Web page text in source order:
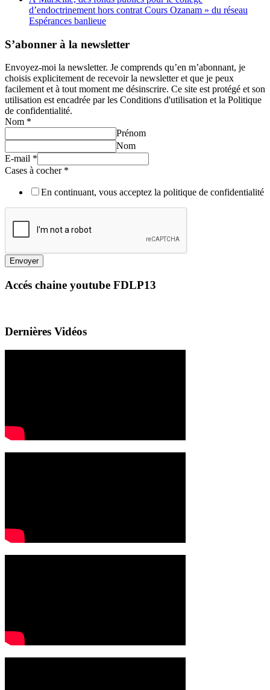
d’endoctrinement hors contrat Cours Ozanam » du réseau
Espérances banlieue
S’abonner à la newsletter
Envoyez-moi la newsletter. Je comprends qu’en m’abonnant, je
choisis explicitement de recevoir la newsletter et que je peux
facilement et à tout moment me désinscrire. Ce site est protégé et son
utilisation est encadrée par les Conditions d'utilisation et la Politique
de confidentialité.
Nom *
Prénom
Nom
E-mail *
Cases à cocher *
En continuant, vous acceptez la politique de confidentialité
Envoyer
Accés chaine youtube FDLP13
Dernières Vidéos